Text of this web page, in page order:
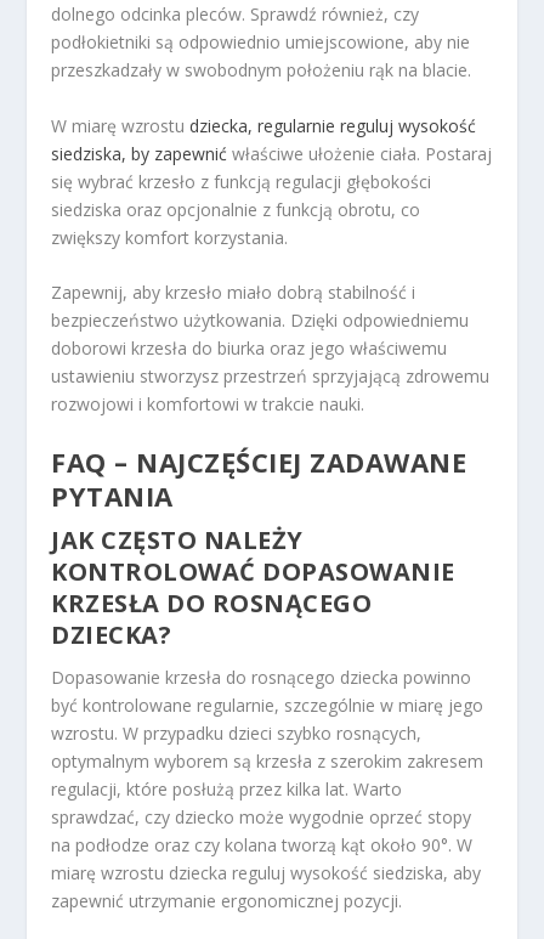
dolnego odcinka pleców. Sprawdź również, czy
podłokietniki są odpowiednio umiejscowione, aby nie
przeszkadzały w swobodnym położeniu rąk na blacie.
W miarę wzrostu dziecka, regularnie reguluj wysokość
siedziska, by zapewnić właściwe ułożenie ciała. Postaraj
się wybrać krzesło z funkcją regulacji głębokości
siedziska oraz opcjonalnie z funkcją obrotu, co
zwiększy komfort korzystania.
Zapewnij, aby krzesło miało dobrą stabilność i
bezpieczeństwo użytkowania. Dzięki odpowiedniemu
doborowi krzesła do biurka oraz jego właściwemu
ustawieniu stworzysz przestrzeń sprzyjającą zdrowemu
rozwojowi i komfortowi w trakcie nauki.
FAQ – NAJCZĘŚCIEJ ZADAWANE
PYTANIA
JAK CZĘSTO NALEŻY
KONTROLOWAĆ DOPASOWANIE
KRZESŁA DO ROSNĄCEGO
DZIECKA?
Dopasowanie krzesła do rosnącego dziecka powinno
być kontrolowane regularnie, szczególnie w miarę jego
wzrostu. W przypadku dzieci szybko rosnących,
optymalnym wyborem są krzesła z szerokim zakresem
regulacji, które posłużą przez kilka lat. Warto
sprawdzać, czy dziecko może wygodnie oprzeć stopy
na podłodze oraz czy kolana tworzą kąt około 90°. W
miarę wzrostu dziecka reguluj wysokość siedziska, aby
zapewnić utrzymanie ergonomicznej pozycji.